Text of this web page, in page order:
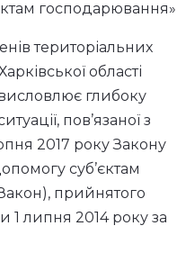
господарювання»
територіальних
області
глибоку
пов’язаної з
2017 року Закону
суб’єктам
прийнятого
липня 2014 року за